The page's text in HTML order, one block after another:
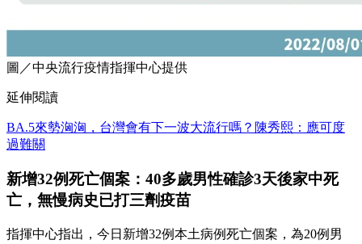
圖／中央流行疫情指揮中心提供
延伸閱讀
BA.5來勢洶洶，台灣會有下一波大流行嗎？陳秀熙：應可度
過難關
新增32例死亡個案：40多歲男性確診3天後家中死
亡，無慢病史已打三劑疫苗
指揮中心指出，今日新增32例本土病例死亡個案，為20例男